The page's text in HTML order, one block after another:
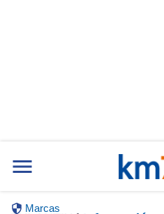
Marcas